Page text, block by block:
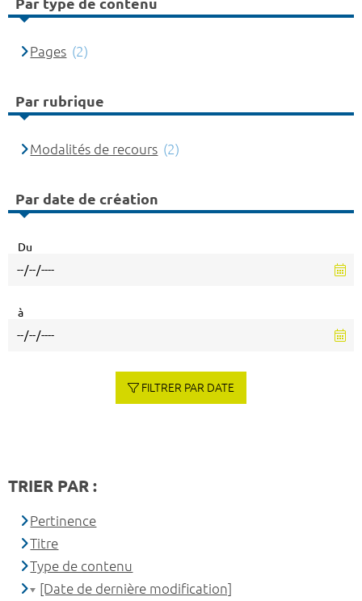
Pages (2)
Par rubrique
Modalités de recours (2)
Par date de création
Du
à
FILTRER PAR DATE
TRIER PAR :
Pertinence
Titre
Type de contenu
[Date de dernière modification]